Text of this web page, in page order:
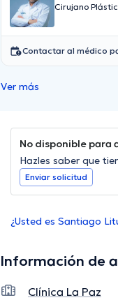
Molina
Cirujano
Contactar al médico
Ver más
No disponible para
Hazles saber que
Enviar solicitud
¿Usted es Santiago
Información de
Clínica La Paz